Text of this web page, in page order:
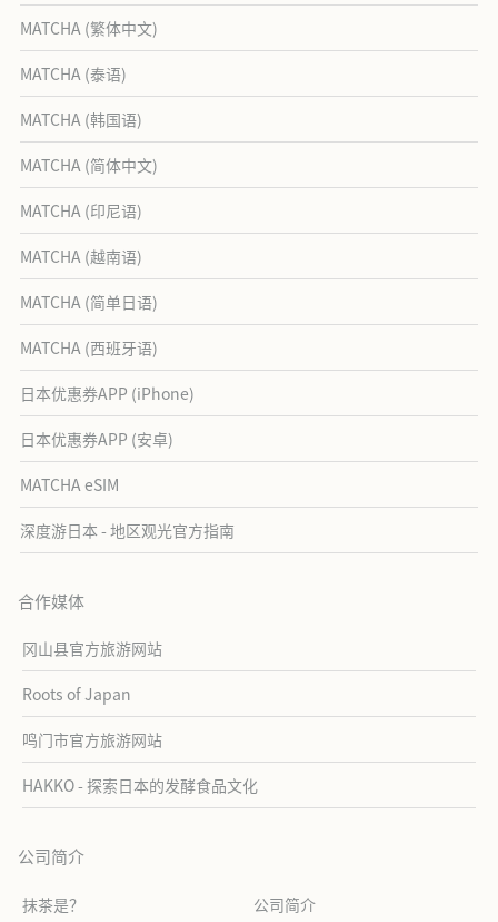
MATCHA (繁体中文)
MATCHA (泰语)
MATCHA (韩国语)
MATCHA (简体中文)
MATCHA (印尼语)
MATCHA (越南语)
MATCHA (简单日语)
MATCHA (西班牙语)
日本优惠券APP (iPhone)
日本优惠券APP (安卓)
MATCHA eSIM
深度游日本 - 地区观光官方指南
合作媒体
冈山县官方旅游网站
Roots of Japan
鸣门市官方旅游网站
HAKKO - 探索日本的发酵食品文化
公司简介
抹茶是？ 公司简介